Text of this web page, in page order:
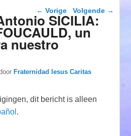
Berichtnavigatie
← Vorige Volgende →
SICILIA:
un
nuestro
Fraternidad Iesus Caritas
dit bericht is alleen
.